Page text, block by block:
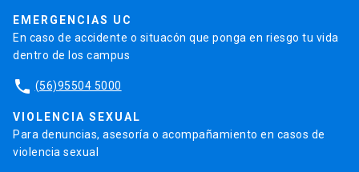
EMERGENCIAS UC
En caso de accidente o situacón que ponga en riesgo tu vida
dentro de los campus
phone (56)95504 5000
VIOLENCIA SEXUAL
Para denuncias, asesoría o acompañamiento en casos de
violencia sexual